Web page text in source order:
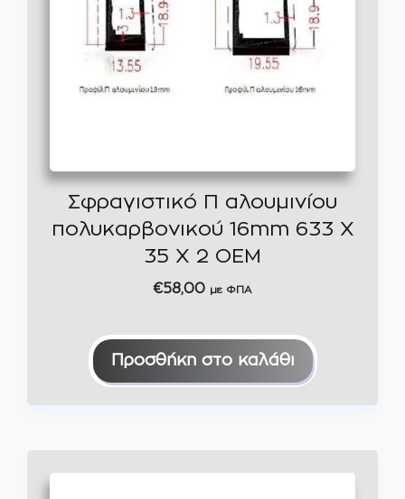
Σφραγιστικό Π αλουμινίου
πολυκαρβονικού 16mm 633 X
35 X 2 ΟΕΜ
€58,00 με ΦΠΑ
Προσθήκη στο καλάθι